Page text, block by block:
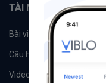
TÀI NGUYÊN
Bài viết
Câu hỏi
Videos